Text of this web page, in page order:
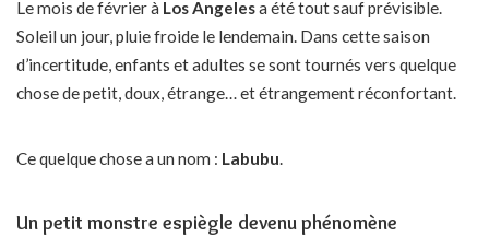
Le mois de février à Los Angelesa été tout sauf prévisible.
Soleil un jour, pluie froide le lendemain. Dans cette saison
d’incertitude, enfants et adultes se sont tournés vers quelque
chose de petit, doux, étrange… et étrangement réconfortant.
Ce quelque chose a un nom : Labubu.
Un petit monstre espiègle devenu phénomène